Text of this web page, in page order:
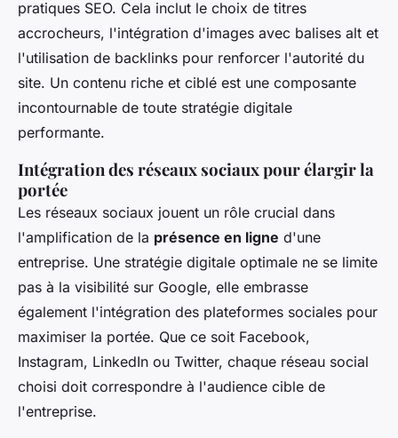
pratiques SEO. Cela inclut le choix de titres
accrocheurs, l'intégration d'images avec balises alt et
l'utilisation de backlinks pour renforcer l'autorité du
site. Un contenu riche et ciblé est une composante
incontournable de toute stratégie digitale
performante.
Intégration des réseaux sociaux pour élargir la
portée
Les réseaux sociaux jouent un rôle crucial dans
l'amplification de la présence en ligne d'une
entreprise. Une stratégie digitale optimale ne se limite
pas à la visibilité sur Google, elle embrasse
également l'intégration des plateformes sociales pour
maximiser la portée. Que ce soit Facebook,
Instagram, LinkedIn ou Twitter, chaque réseau social
choisi doit correspondre à l'audience cible de
l'entreprise.